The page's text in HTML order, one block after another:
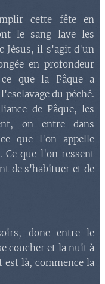
cette fête en
le sang lave les
Jésus, il s'agit d'un
en profondeur
que la Pâque a
du péché.
de Pâque, les
on entre dans
que l'on appelle
Ce que l'on ressent
de s'habituer et de
donc entre le
coucher et la nuit à
est là, commence la